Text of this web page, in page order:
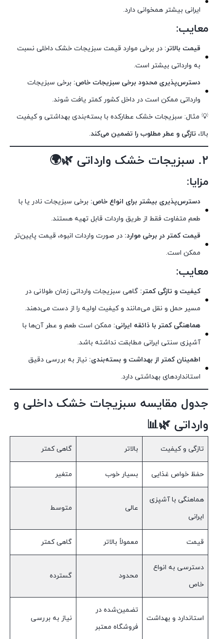
ایرانی بیشتر همخوانی دارد.
معایب:
قیمت بالاتر: در برخی موارد قیمت سبزیجات خشک داخلی نسبت
به وارداتی بیشتر است.
دسترس‌پذیری محدود برخی سبزیجات خاص: برخی سبزیجات
وارداتی ممکن است در داخل کشور کمتر یافت شوند.
💡 مثال: سبزیجات خشک عطارکده با بسته‌بندی بهداشتی و کیفیت
بالا، تازگی و عطر مطلوب را تضمین می‌کند.
۲. سبزیجات خشک وارداتی 🌿🌍
مزایا:
دسترس‌پذیری بیشتر برای انواع خاص: برخی سبزیجات نادر یا با
طعم متفاوت فقط از طریق واردات قابل تهیه هستند.
قیمت کمتر در برخی موارد: در صورت واردات انبوه، قیمت پایین‌تر
ممکن است.
معایب:
کیفیت و تازگی کمتر: گاهی سبزیجات وارداتی زمان طولانی در
مسیر حمل و نقل می‌مانند و کیفیت اولیه را از دست می‌دهند.
هماهنگی کمتر با ذائقه ایرانی: ممکن است طعم و عطر آن‌ها با
آشپزی سنتی ایرانی مطابقت نداشته باشد.
اطمینان کمتر از بهداشت و بسته‌بندی: نیاز به بررسی دقیق
استانداردهای بهداشتی دارد.
جدول مقایسه سبزیجات خشک داخلی و
وارداتی 🌿📊
تازگی و کیفیت بالاتر گاهی کمتر
حفظ خواص غذایی بسیار خوب متغیر
هماهنگی با آشپزی
ایرانی
عالی متوسط
قیمت معمولاً بالاتر گاهی کمتر
دسترسی به انواع
خاص
محدود گسترده
استاندارد و بهداشت
تضمین‌شده در
فروشگاه معتبر
نیاز به بررسی